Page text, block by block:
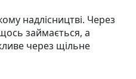
надлісництві. Через
займається, а
через щільне